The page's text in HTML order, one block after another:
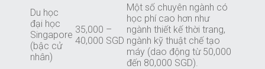
Du học
đại học
Singapore
(bậc cử
nhân)
35,000 –
40,000 SGD
Một số chuyên ngành có
học phí cao hơn như
ngành thiết kế thời trang,
ngành kỹ thuật chế tạo
máy (dao động từ 50,000
đến 80,000 SGD).